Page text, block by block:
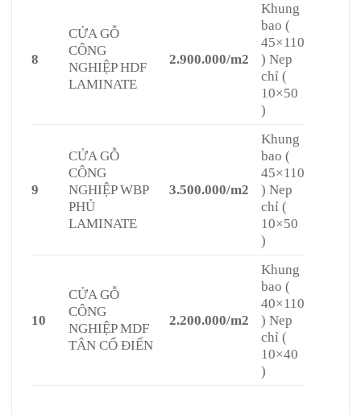
8
CỬA GỖ
CÔNG
NGHIỆP HDF
LAMINATE
2.900.000/m2
Khung
bao (
45×110
) Nep
chỉ (
10×50
)
9
CỬA GỖ
CÔNG
NGHIỆP WBP
PHỦ
LAMINATE
3.500.000/m2
Khung
bao (
45×110
) Nep
chỉ (
10×50
)
10
CỬA GỖ
CÔNG
NGHIỆP MDF
TÂN CỔ ĐIỂN
2.200.000/m2
Khung
bao (
40×110
) Nep
chỉ (
10×40
)